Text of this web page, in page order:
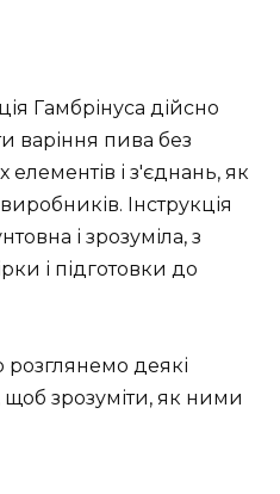
Гамбрінуса дійсно
варіння пива без
і з'єднань, як
Інструкція
і зрозуміла, з
і підготовки до
розглянемо деякі
зрозуміти, як ними